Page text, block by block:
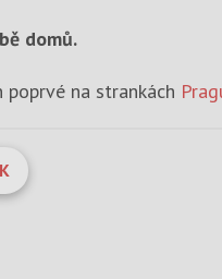
domů.
na strankách